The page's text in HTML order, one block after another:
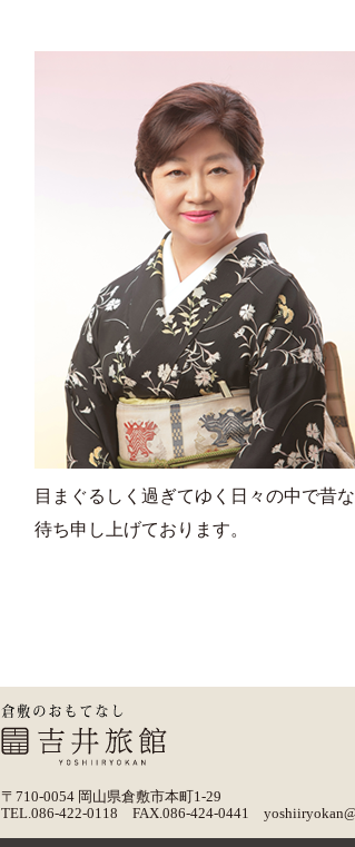
目まぐるしく過ぎてゆく日々の中で昔
待ち申し上げております。
〒710-0054 岡山県倉敷市本町1-29
TEL.086-422-0118 FAX.086-424-0441